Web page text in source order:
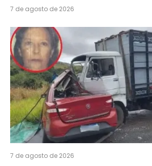
7 de agosto de 2026
7 de agosto de 2026